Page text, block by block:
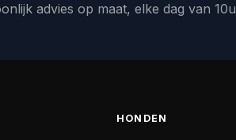
advies op maat, elke dag van
HONDEN